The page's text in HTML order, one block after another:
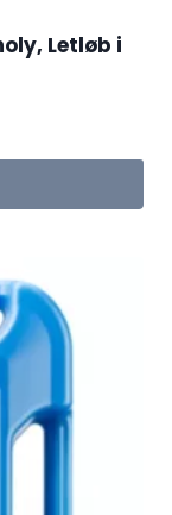
Letløb i